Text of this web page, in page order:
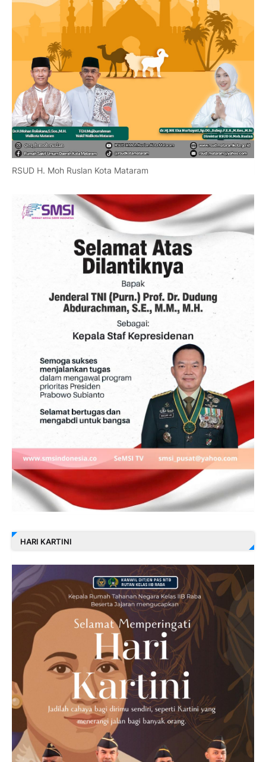
RSUD H. Moh Ruslan Kota Mataram
HARI KARTINI